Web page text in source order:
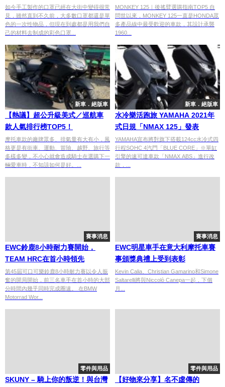
如今手工製作的口罩已經在大街中變得很常
見，雖然直到不久前，大多數口罩都還是單
色的一次性物品，但現在到處都是用我們自
己的材料去制成的彩色口罩...
與功能一篇整理給你
MONKEY 125｜後搖臂選購指南TOP5 自
問世以來，MONKEY 125一直是HONDA眾
多產品線中最受歡迎的車款，其設計承襲
1960...
新車．絕版車
【熱議】超公升級美式／巡航車
款人氣排行榜TOP5！
摩托車款的廠牌眾多、排氣量有大有小，風
格更是有街車、運動、冒險、越野、旅行等
多樣多變，不小心就會造成騎士在選購下一
輛愛車時，不知該如何是好。...
新車．絕版車
水冷樂活跑旅 YAMAHA 2021年
式日規「NMAX 125」發表
YAMAHA宣布將對旗下搭載124cc水冷式四
行程SOHC 4汽門「BLUE CORE」※單缸
引擎的速可達車款「NMAX ABS」進行改
款，...
賽事消息
EWC鈴鹿8小時耐力賽開始，
TEAM HRC在首小時領先
第45屆可口可樂鈴鹿8小時耐力賽以令人振
奮的開局開始，前三名車手在首小時的大部
分時間內幾乎同時完成圈速。 在BMW
Motorrad Wor...
賽事消息
EWC明星車手在意大利摩托車賽
事頒獎典禮上受到表彰
Kevin Calia、Christian Gamarino和Simone
Saltarelli將與Niccolò Canepa一起，下個
月...
零件與用品
SKUNY – 騎上你的叛逆！與台灣
零件與用品
【好物來分享】名不虛傳的